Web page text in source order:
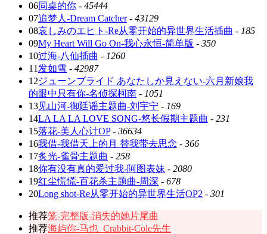
06同桌的你 - 45444
07追梦人-Dream Catcher- 43129
08哀しみのエヒト-Re从零开始的异世界生活插曲 - 185
09My Heart Will Go On-我心永恒-简单版 - 350
10过海-八仙插曲 - 1260
11 发如雪 - 42987
12ジューンブライド あなたしか見えない-六月新娘我
的眼中只有你-名侦探柯南 - 1051
13见山河-御廷谣主题曲-刘宇宁 - 169
14LA LA LA LOVE SONG-悠长假期主题曲 - 231
15落花-美人心计OP- 36634
16我借-我借天上的月 替我带去思念 - 366
17炙光-雀骨主题曲 - 258
18你有没有真的爱过我-阿图表妹 - 2080
19红尘慌慌-百花杀主题曲-周深 - 678
20Long shot-Re从零开始的异世界生活OP2 - 301
推荐笼-完整版-消失的她片尾曲
推荐海屿你-马也_Crabbit-Cole先生